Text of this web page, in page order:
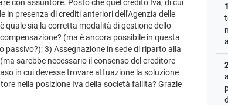
con assuntore. Posto che quel credito Iva, di cui
in presenza di crediti anteriori dell'Agenzia delle
quale sia la corretta modalità di gestione dello
(ma è ancora possibile in questa
3) Assegnazione in sede di riparto alla
(ma sarebbe necessario il consenso del creditore
in cui devesse trovare attuazione la soluzione
nella posizione Iva della società fallita? Grazie